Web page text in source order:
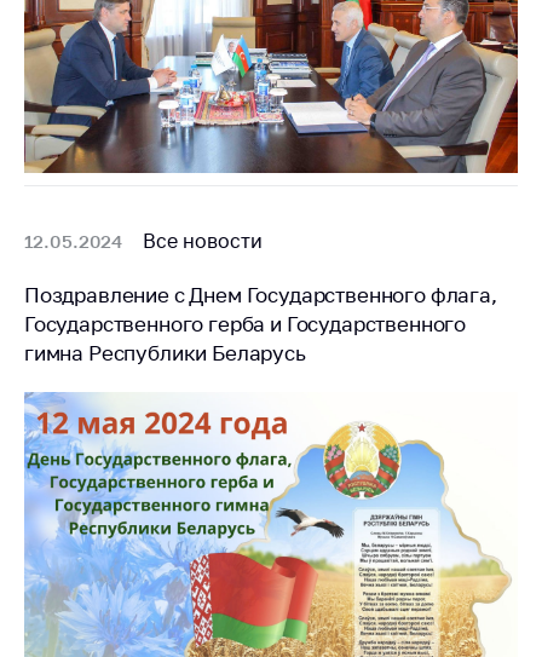
12.05.2024 Все новости
Поздравление с Днем Государственного флага,
Государственного герба и Государственного
гимна Республики Беларусь